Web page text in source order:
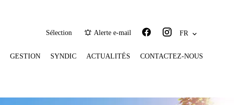
Sélection Alerte e-mail FR
GESTION SYNDIC ACTUALITÉS CONTACTEZ-NOUS